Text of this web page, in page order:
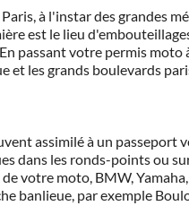
à l'instar des grandes
est le lieu
. En passant votre permis
et les grands boulevards
assimilé à un passeport
dans les ronds-points ou
votre moto, BMW,
banlieue, par exemple